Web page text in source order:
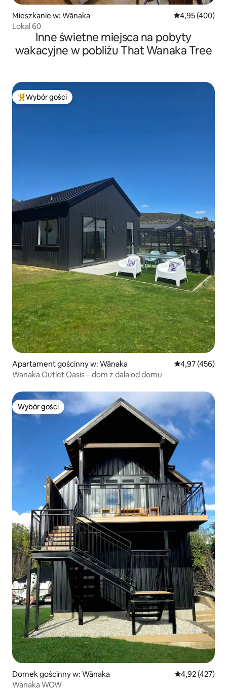
Mieszkanie w: Wānaka Średnia
4,95 (400)
Lokal 60
Inne świetne miejsca na pobyty
wakacyjne w pobliżu That Wanaka Tree
Najpopularniejsze z kategorii Wybór gości
Wybór gości
Apartament gościnny w: Wānaka Średnia
4,97 (456)
Wanaka Outlet Oasis – dom z dala od domu
Wybór gości
Wybór gości
Domek gościnny w: Wānaka Średnia
4,92 (427)
Wanaka WOW